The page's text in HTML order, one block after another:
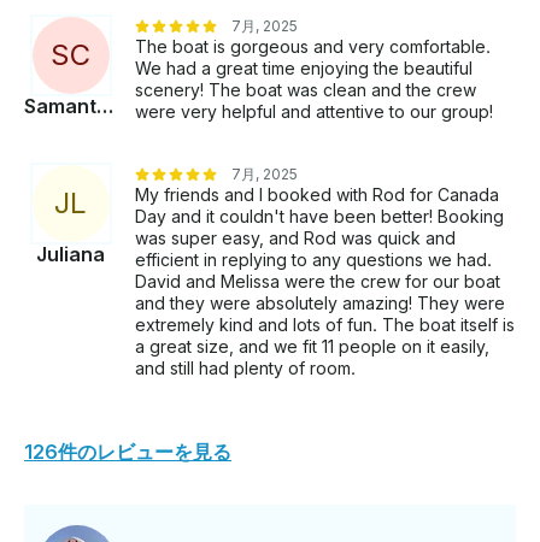
SC
Samantha
7月, 2025
The boat is gorgeous and very comfortable.
We had a great time enjoying the beautiful
scenery! The boat was clean and the crew
were very helpful and attentive to our group!
JL
Juliana
7月, 2025
My friends and I booked with Rod for Canada
Day and it couldn't have been better! Booking
was super easy, and Rod was quick and
efficient in replying to any questions we had.
David and Melissa were the crew for our boat
and they were absolutely amazing! They were
extremely kind and lots of fun. The boat itself is
a great size, and we fit 11 people on it easily,
and still had plenty of room.
126件のレビューを見る